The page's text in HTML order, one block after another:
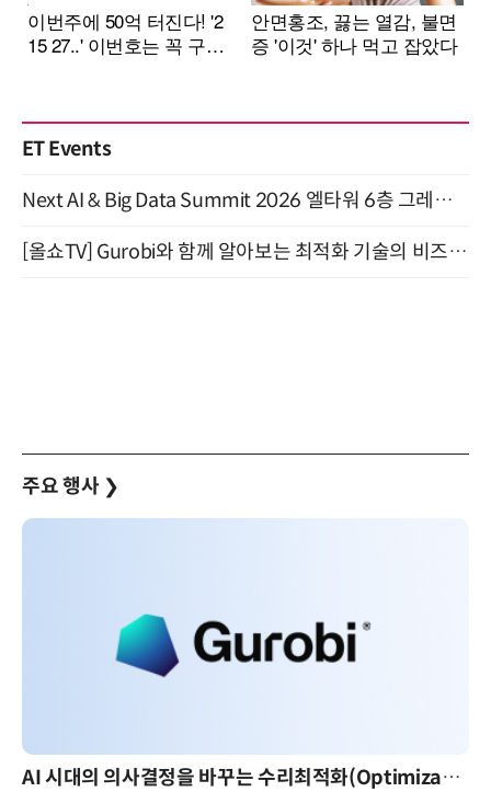
ET Events
Next AI & Big Data Summit 2026 엘타워 6층 그레이스홀 개최 (9/18)
[올쇼TV] Gurobi와 함께 알아보는 최적화 기술의 비즈니스 활용 (8월 20일 생방송)
주요 행사 ❯
AI 시대의 의사결정을 바꾸는 수리최적화(Optimization): 실제 산업 적용 사례와 활용 전략